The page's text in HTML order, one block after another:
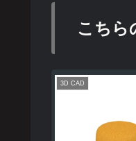
こちら
3D CAD